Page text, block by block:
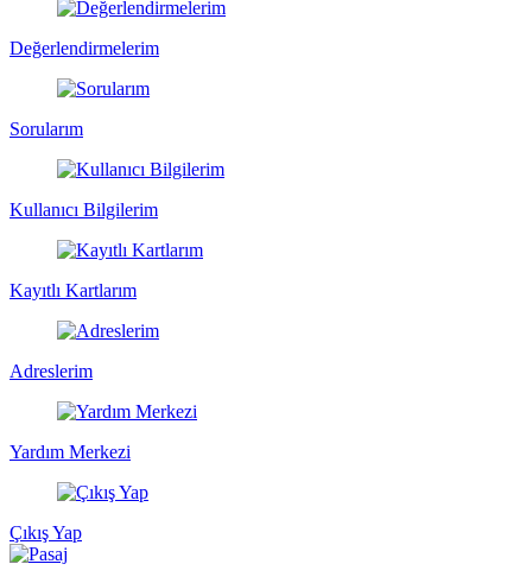
Değerlendirmelerim
Sorularım
Kullanıcı Bilgilerim
Kayıtlı Kartlarım
Adreslerim
Yardım Merkezi
Çıkış Yap